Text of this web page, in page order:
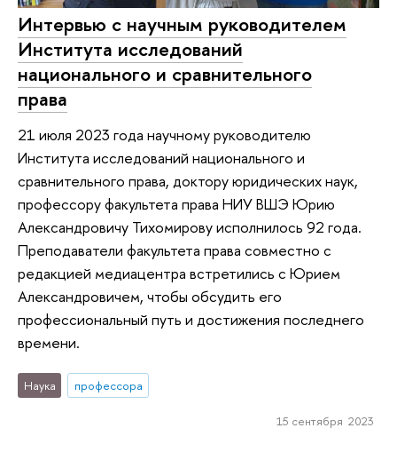
Интервью с научным руководителем
Института исследований
национального и сравнительного
права
21 июля 2023 года научному руководителю
Института исследований национального и
сравнительного права, доктору юридических наук,
профессору факультета права НИУ ВШЭ Юрию
Александровичу Тихомирову исполнилось 92 года.
Преподаватели факультета права совместно с
редакцией медиацентра встретились с Юрием
Александровичем, чтобы обсудить его
профессиональный путь и достижения последнего
времени.
Наука профессора
15 сентября 2023